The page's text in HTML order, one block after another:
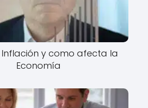
Inflación y como afecta la
Economía